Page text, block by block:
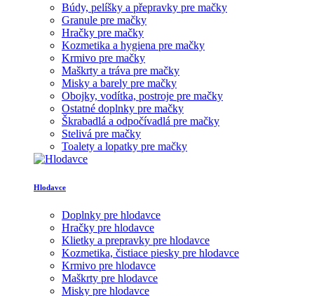
Búdy, pelíšky a přepravky pre mačky
Granule pre mačky
Hračky pre mačky
Kozmetika a hygiena pre mačky
Krmivo pre mačky
Maškrty a tráva pre mačky
Misky a barely pre mačky
Obojky, vodítka, postroje pre mačky
Ostatné doplnky pre mačky
Škrabadlá a odpočívadlá pre mačky
Stelivá pre mačky
Toalety a lopatky pre mačky
Hlodavce
Doplnky pre hlodavce
Hračky pre hlodavce
Klietky a prepravky pre hlodavce
Kozmetika, čistiace piesky pre hlodavce
Krmivo pre hlodavce
Maškrty pre hlodavce
Misky pre hlodavce